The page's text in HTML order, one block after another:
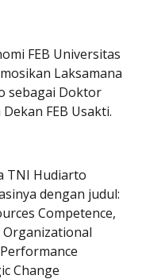
FEB Universitas
Laksamana
sebagai Doktor
FEB Usakti.
TNI Hudiarto
dengan judul:
Competence,
Change